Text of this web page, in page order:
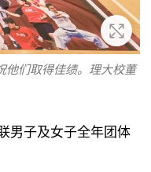
放大
他们取得佳绩。理大校董
男子及女子全年团体